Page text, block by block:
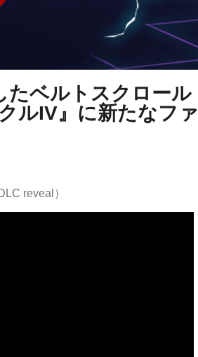
たベルトスクロール
ルIV』に新たなファ
reveal）